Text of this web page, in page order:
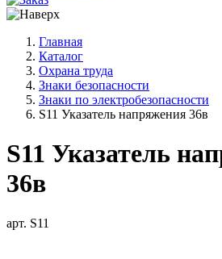
Главная
Каталог
Охрана труда
Знаки безопасности
Знаки по электробезопасности
S11 Указатель напряжения 36в
S11 Указатель
36в
арт. S11